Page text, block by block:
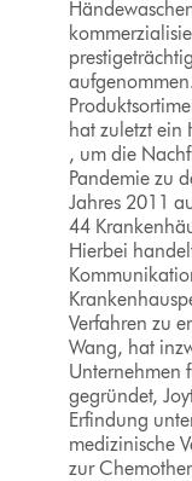
hat zuletzt ein
, um die
Pandemie zu
Jahres 2011
44
Hierbei
Verfahren zu
Wang, hat
Unternehmen
gegründet,
Erfindung
medizinische
zur